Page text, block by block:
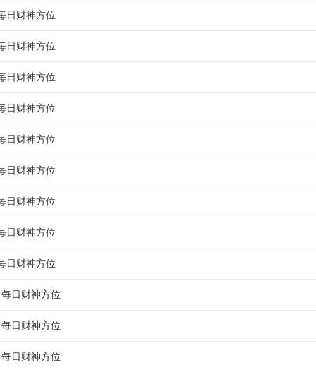
开卜易居老黄历，看今天日子的天干是什么，如天干为甲的日子，财位
南方，天干为辛的日子，财位在西方，天干为壬的日子财位在西北方，
财神方位 查询（注：日期为公历日期）
日财神方位
日财神方位：东北
日财神方位：正北
日财神方位：正东
日财神方位：正南
日财神方位：东北
日财神方位：正西
日财神方位：正北
17日财神方位：正东
日财神方位：正南
日财神方位
日财神方位：正西
日财神方位：正北
日财神方位：正东
日财神方位：正南
日财神方位：正西
日财神方位：正北
日财神方位：正东
17日财神方位：正南
日财神方位
日财神方位：东北
日财神方位：正西
日财神方位：正北
日财神方位：正东
日财神方位：东北
日财神方位：正西
日财神方位：正北
日财神方位
日财神方位：东北
日财神方位：正北
日财神方位：正东
日财神方位：正南
日财神方位：东北
日财神方位：正西
日财神方位
日财神方位：东北
日财神方位：正北
日财神方位：正东
日财神方位：正南
日财神方位：东北
日财神方位
日财神方位：正西
日财神方位：正北
日财神方位：正东
日财神方位：正南
日财神方位
日财神方位：正西
日财神方位：正北
日财神方位：正东
日财神方位：正南
日财神方位
日财神方位：正西
日财神方位：正东
日财神方位：正南
日财神方位
日财神方位：正北
日财神方位：正东
每日财神方位
1日财神方位：正北
每日财神方位
1日财神方位：正北
每日财神方位